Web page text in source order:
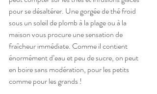
pour se désaltérer. Une gorgée de thé froid
sous un soleil de plomb à la plage ou à la
maison vous procure une sensation de
fraîcheur immédiate. Comme il contient
énormément d’eau et peu de sucre, on peut
en boire sans modération, pour les petits
comme pour les grands !